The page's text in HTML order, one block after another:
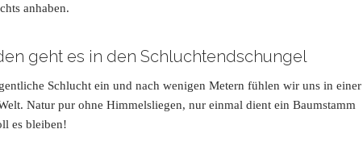
anhaben.
geht es in den Schluchtendschungel
Schlucht ein und nach wenigen Metern fühlen wir uns in einer
Natur pur ohne Himmelsliegen, nur einmal dient ein Baumstamm
es bleiben!